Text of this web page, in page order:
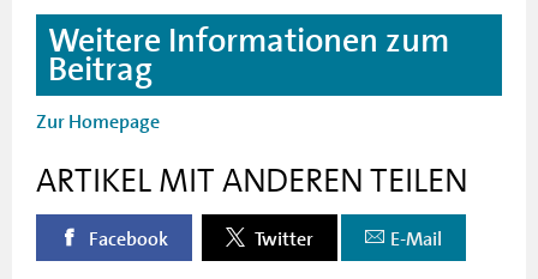
Weitere Informationen zum
Beitrag
Zur Homepage
ARTIKEL MIT ANDEREN TEILEN
Facebook Twitter E-Mail